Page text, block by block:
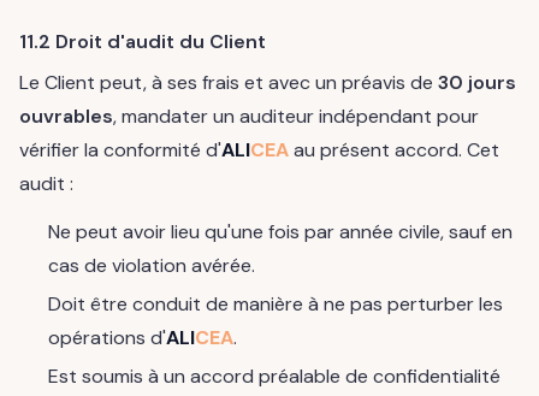
11.2 Droit d'audit du Client
Le Client peut, à ses frais et avec un préavis de 30 jours
ouvrables, mandater un auditeur indépendant pour
vérifier la conformité d'ALICEAau présent accord. Cet
audit :
Ne peut avoir lieu qu'une fois par année civile, sauf en
cas de violation avérée.
Doit être conduit de manière à ne pas perturber les
opérations d'ALICEA.
Est soumis à un accord préalable de confidentialité